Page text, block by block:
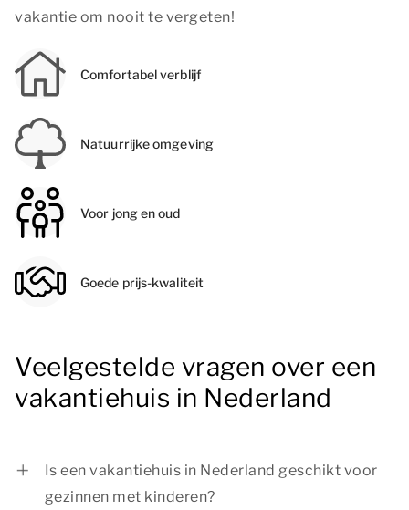
vakantie om nooit te vergeten!
Comfortabel verblijf
Natuurrijke omgeving
Voor jong en oud
Goede prijs-kwaliteit
Veelgestelde vragen over een
vakantiehuis in Nederland
Is een vakantiehuis in Nederland geschikt voor
gezinnen met kinderen?